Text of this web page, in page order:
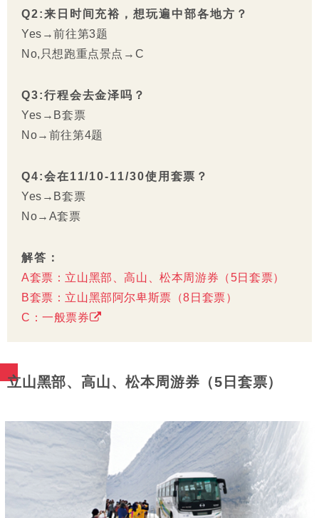
Q2:来日时间充裕，想玩遍中部各地方？
Yes→前往第3题
No,只想跑重点景点→C
Q3:行程会去金泽吗？
Yes→B套票
No→前往第4题
Q4:会在11/10-11/30使用套票？
Yes→B套票
No→A套票
解答：
A套票：立山黑部、高山、松本周游券（5日套票）
B套票：立山黑部阿尔卑斯票（8日套票）
C：一般票券
立山黑部、高山、松本周游券（5日套票）